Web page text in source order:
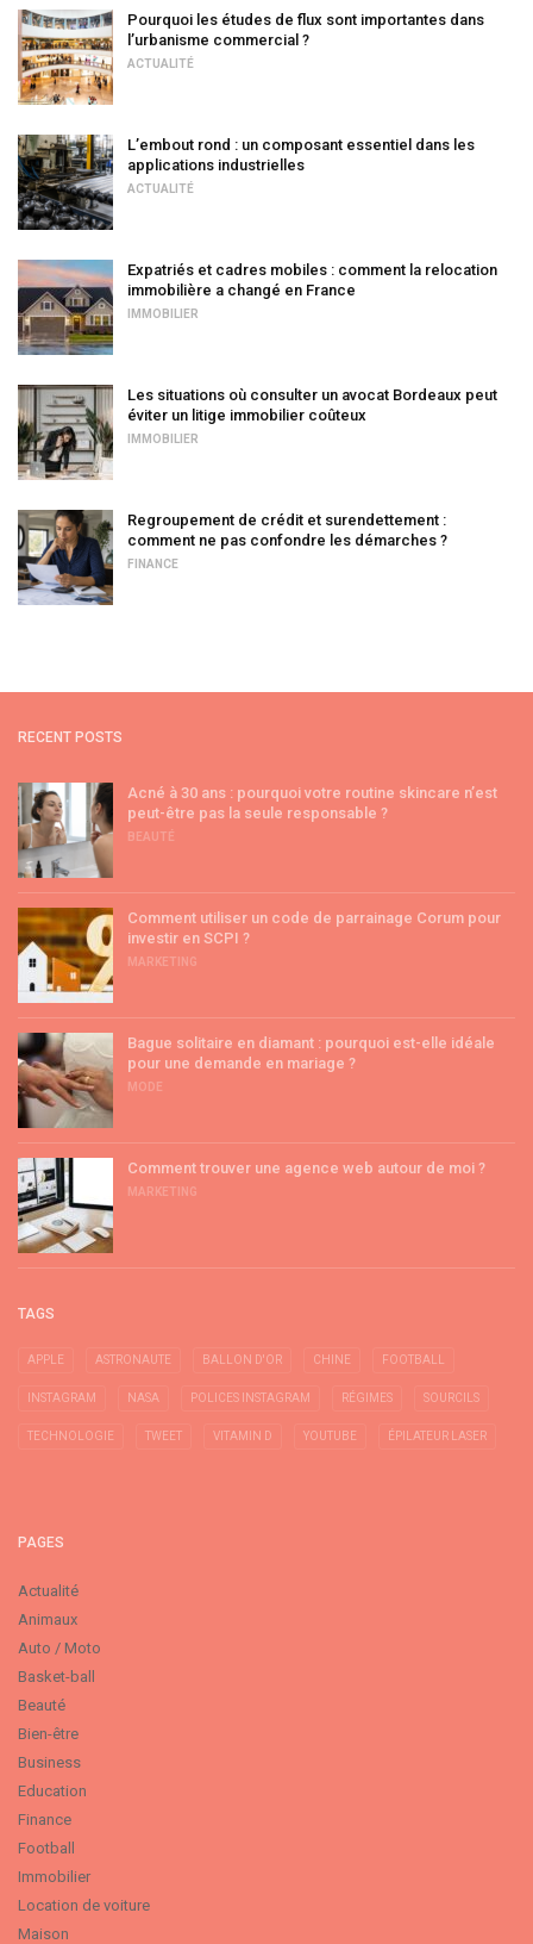
Pourquoi les études de flux sont importantes dans
l’urbanisme commercial ?
ACTUALITÉ
L’embout rond : un composant essentiel dans les
applications industrielles
ACTUALITÉ
Expatriés et cadres mobiles : comment la relocation
immobilière a changé en France
IMMOBILIER
Les situations où consulter un avocat Bordeaux peut
éviter un litige immobilier coûteux
IMMOBILIER
Regroupement de crédit et surendettement :
comment ne pas confondre les démarches ?
FINANCE
RECENT POSTS
Acné à 30 ans : pourquoi votre routine skincare n’est
peut-être pas la seule responsable ?
BEAUTÉ
Comment utiliser un code de parrainage Corum pour
investir en SCPI ?
MARKETING
Bague solitaire en diamant : pourquoi est-elle idéale
pour une demande en mariage ?
MODE
Comment trouver une agence web autour de moi ?
MARKETING
TAGS
APPLE ASTRONAUTE BALLON D'OR CHINE FOOTBALL
INSTAGRAM NASA POLICES INSTAGRAM RÉGIMES SOURCILS
TECHNOLOGIE TWEET VITAMIN D YOUTUBE ÉPILATEUR LASER
PAGES
Actualité
Animaux
Auto / Moto
Basket-ball
Beauté
Bien-être
Business
Education
Finance
Football
Immobilier
Location de voiture
Maison